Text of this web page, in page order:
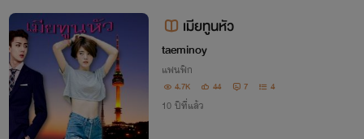
เมียทูนหัว
taeminoy
แฟนฟิก
4.7K 44 7 4
10 ปีที่แล้ว